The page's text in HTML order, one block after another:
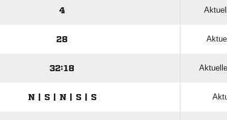
4
28
32:18
N | S | N | S | S